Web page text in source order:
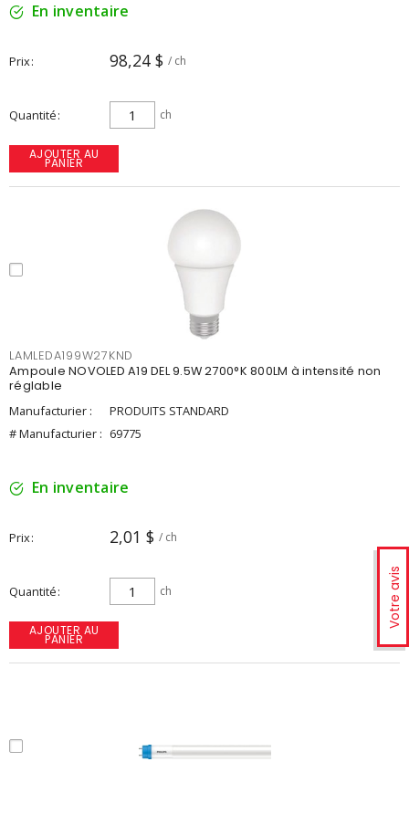
Votre avis
En inventaire
Prix 98,24 $ / ch
Quantité ch
AJOUTER AU
PANIER
LAMLEDA199W27KND
Ampoule NOVOLED A19 DEL 9.5W 2700°K 800LM à intensité non
réglable
Manufacturier :
PRODUITS STANDARD
# Manufacturier : 69775
En inventaire
Prix 2,01 $ / ch
Quantité ch
AJOUTER AU
PANIER